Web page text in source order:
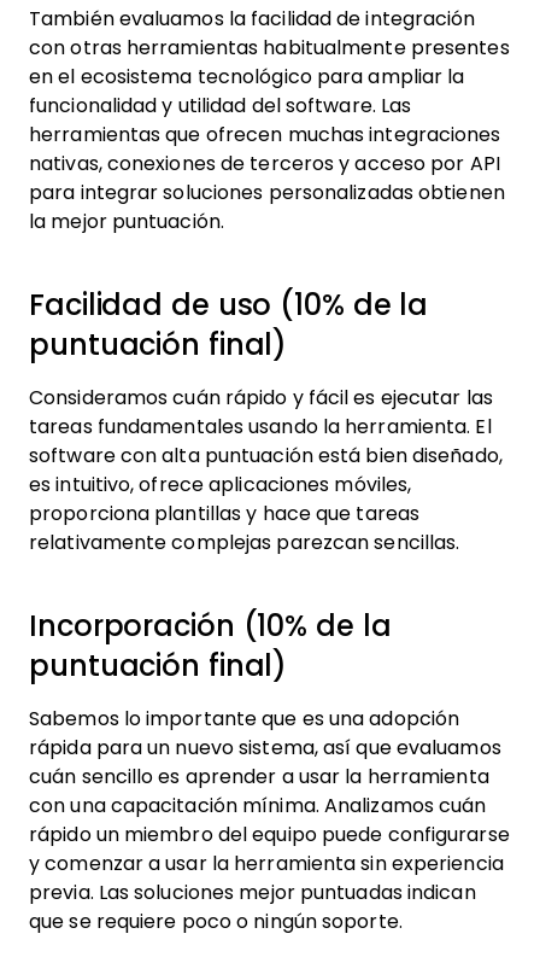
También evaluamos la facilidad de integración
con otras herramientas habitualmente presentes
en el ecosistema tecnológico para ampliar la
funcionalidad y utilidad del software. Las
herramientas que ofrecen muchas integraciones
nativas, conexiones de terceros y acceso por API
para integrar soluciones personalizadas obtienen
la mejor puntuación.
Facilidad de uso (10% de la
puntuación final)
Consideramos cuán rápido y fácil es ejecutar las
tareas fundamentales usando la herramienta. El
software con alta puntuación está bien diseñado,
es intuitivo, ofrece aplicaciones móviles,
proporciona plantillas y hace que tareas
relativamente complejas parezcan sencillas.
Incorporación (10% de la
puntuación final)
Sabemos lo importante que es una adopción
rápida para un nuevo sistema, así que evaluamos
cuán sencillo es aprender a usar la herramienta
con una capacitación mínima. Analizamos cuán
rápido un miembro del equipo puede configurarse
y comenzar a usar la herramienta sin experiencia
previa. Las soluciones mejor puntuadas indican
que se requiere poco o ningún soporte.